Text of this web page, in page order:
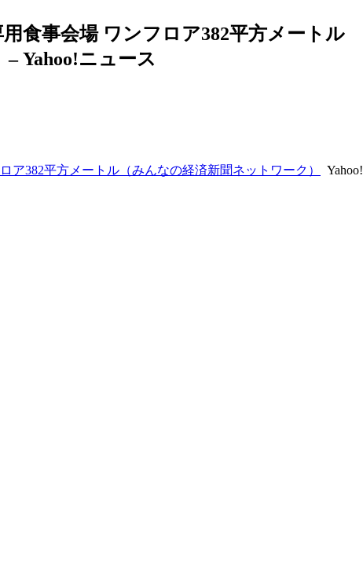
食事会場 ワンフロア382平方メートル
Yahoo!ニュース
382平方メートル（みんなの経済新聞ネットワーク）
Yahoo!